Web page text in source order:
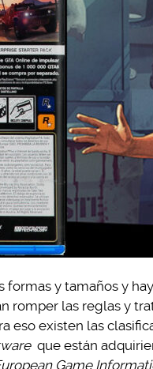
y tamaños y
romper las reglas y
eso existen las
que están
Game